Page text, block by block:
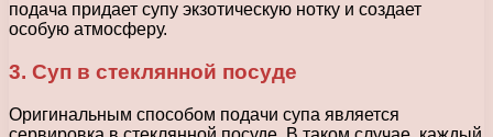
подача придает супу экзотическую нотку и создает
особую атмосферу.
3. Суп в стеклянной посуде
Оригинальным способом подачи супа является